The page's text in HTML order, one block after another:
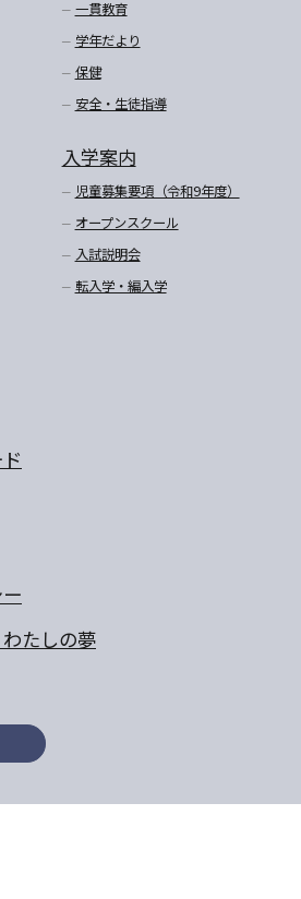
一貫教育
学年だより
保健
安全・生徒指導
入学案内
児童募集要項（令和9年度）
オープンスクール
入試説明会
転入学・編入学
たしの夢